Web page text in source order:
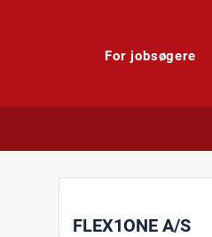
For jobsøgere
FLEX1ONE A/S